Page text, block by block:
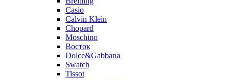
Casio
Calvin Klein
Chopard
Moschino
Восток
Dolce&Gabbana
Swatch
Tissot